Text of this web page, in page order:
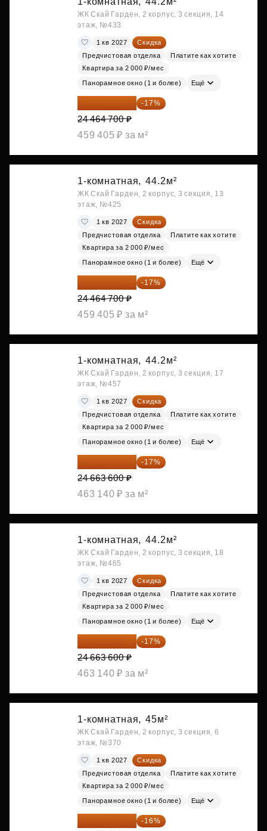
ЖК Скай Гарден, 2 корпус, 3 секция, 14
этаж, №433
1 кв 2027
Скидка
Предчистовая отделка
Платите как хотите
Квартира за 2 000 ₽/мес
Панорамное окно (1 и более) Ещё
20 305 701 ₽ -17%
24 464 700 ₽
459 405 ₽ за м²
1-комнатная, 44.2м²
ЖК Скай Гарден, 2 корпус, 3 секция, 13
этаж, №425
1 кв 2027
Скидка
Предчистовая отделка
Платите как хотите
Квартира за 2 000 ₽/мес
Панорамное окно (1 и более) Ещё
20 305 701 ₽ -17%
24 464 700 ₽
459 405 ₽ за м²
1-комнатная, 44.2м²
ЖК Скай Гарден, 2 корпус, 3 секция, 17
этаж, №457
1 кв 2027
Скидка
Предчистовая отделка
Платите как хотите
Квартира за 2 000 ₽/мес
Панорамное окно (1 и более) Ещё
20 470 788 ₽ -17%
24 663 600 ₽
463 140 ₽ за м²
1-комнатная, 44.2м²
ЖК Скай Гарден, 2 корпус, 3 секция, 18
этаж, №465
1 кв 2027
Скидка
Предчистовая отделка
Платите как хотите
Квартира за 2 000 ₽/мес
Панорамное окно (1 и более) Ещё
20 470 788 ₽ -17%
24 663 600 ₽
463 140 ₽ за м²
1-комнатная, 45м²
ЖК Скай Гарден, 2 корпус, 3 секция, 6
этаж, №370
1 кв 2027
Скидка
Предчистовая отделка
Платите как хотите
Квартира за 2 000 ₽/мес
Панорамное окно (1 и более) Ещё
20 525 400 ₽ -16%